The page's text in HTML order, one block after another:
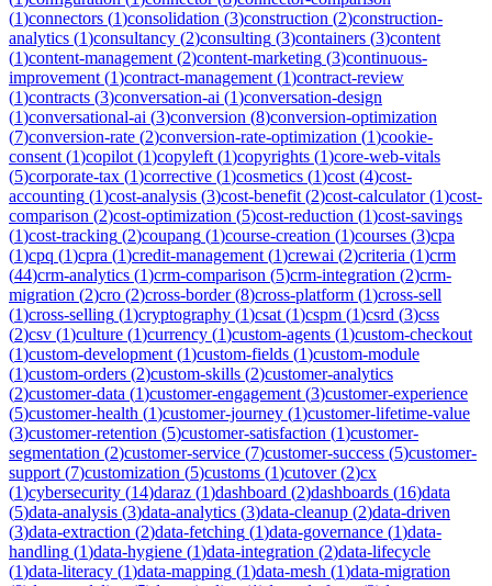
(1)connectors (1)consolidation (3)construction (2)construction-
analytics (1)consultancy (2)consulting (3)containers (3)content
(1)content-management (2)content-marketing (3)continuous-
improvement (1)contract-management (1)contract-review
(1)contracts (3)conversation-ai (1)conversation-design
(1)conversational-ai (3)conversion (8)conversion-optimization
(7)conversion-rate (2)conversion-rate-optimization (1)cookie-
consent (1)copilot (1)copyleft (1)copyrights (1)core-web-vitals
(5)corporate-tax (1)corrective (1)cosmetics (1)cost (4)cost-
accounting (1)cost-analysis (3)cost-benefit (2)cost-calculator(1)cost-
comparison (2)cost-optimization (5)cost-reduction (1)cost-savings
(1)cost-tracking (2)coupang (1)course-creation (1)courses (3)cpa
(1)cpq (1)cpra (1)credit-management (1)crewai (2)criteria (1)crm
(44)crm-analytics (1)crm-comparison (5)crm-integration (2)crm-
migration (2)cro (2)cross-border(8)cross-platform (1)cross-sell
(1)cross-selling (1)cryptography (1)csat (1)cspm (1)csrd (3)css
(2)csv (1)culture (1)currency (1)custom-agents (1)custom-checkout
(1)custom-development (1)custom-fields (1)custom-module
(1)custom-orders (2)custom-skills (2)customer-analytics
(2)customer-data (1)customer-engagement (3)customer-experience
(5)customer-health (1)customer-journey (1)customer-lifetime-value
(3)customer-retention (5)customer-satisfaction (1)customer-
segmentation (2)customer-service (7)customer-success (5)customer-
support (7)customization (5)customs (1)cutover(2)cx
(1)cybersecurity (14)daraz (1)dashboard (2)dashboards (16)data
(5)data-analysis (3)data-analytics (3)data-cleanup (2)data-driven
(3)data-extraction (2)data-fetching (1)data-governance (1)data-
handling (1)data-hygiene (1)data-integration (2)data-lifecycle
(1)data-literacy (1)data-mapping (1)data-mesh (1)data-migration